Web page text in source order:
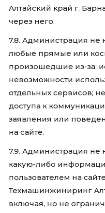
Алтайский край г.
через него.
7.8. Администрация не
любые прямые или
произошедшие из-за:
невозможности
отдельных сервисов;
доступа к
заявления или
на сайте.
7.9. Администрация не
какую-либо
пользователем на
Техмашинжиниринг
включая, но не